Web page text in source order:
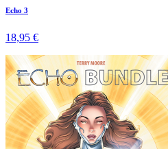
Echo 3
18,95 €